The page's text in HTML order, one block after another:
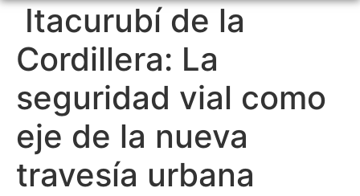
Itacurubí de la
Cordillera: La
seguridad vial como
eje de la nueva
travesía urbana